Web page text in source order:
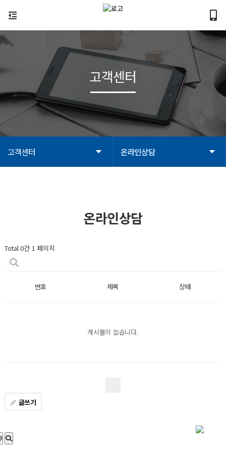
고객센터 온라인상담
고객센터
온라인상담
Total 0건 1 페이지
번호 제목 상태
게시물이 없습니다.
글쓰기